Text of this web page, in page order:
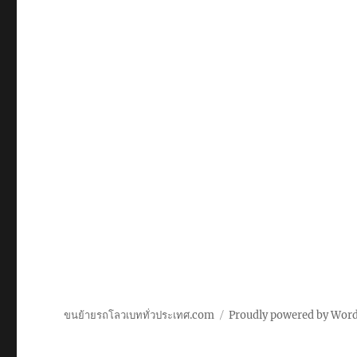
ขนย้ายรถโลวเบททั่วประเทศ.com Proudly powered by